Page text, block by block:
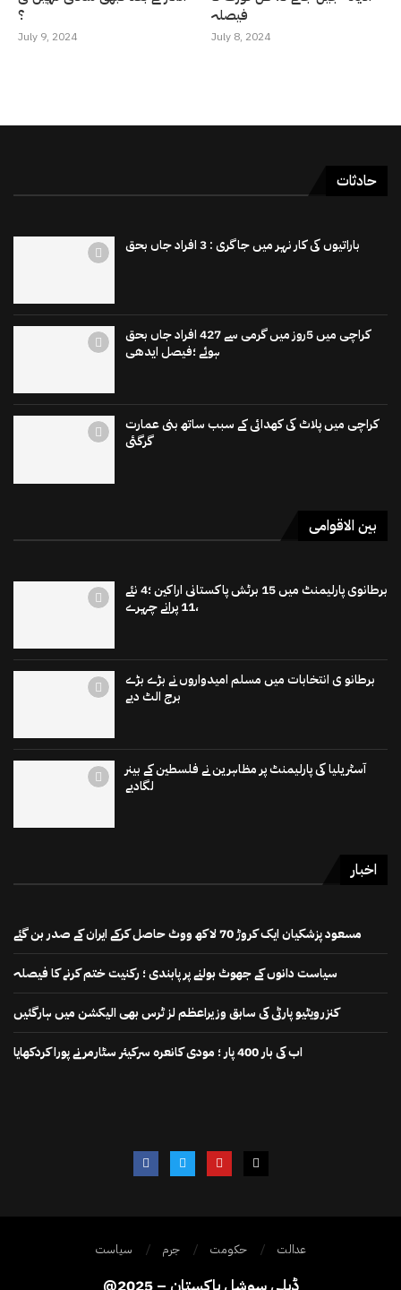
؟
July 9, 2024
فیصلہ
July 8, 2024
حادثات
باراتیوں کی کار نہر میں جاگری : 3 افراد جاں بحق
کراچی میں 5روز میں گرمی سے 427 افراد جاں بحق
ہوئے ؛فیصل ایدھی
کراچی میں پلاٹ کی کھدائی کے سبب ساتھ بنی عمارت
گرگئی
بین الاقوامی
برطانوی پارلیمنٹ میں 15 برٹش پاکستانی اراکین ؛4 نئے
،11 پرانے چہرے
برطانو ی انتخابات میں مسلم امیدواروں نے بڑے بڑے
برج الٹ دیے
آسٹریلیا کی پارلیمنٹ پر مظاہرین نے فلسطین کے بینر
لگادیے
اخبار
مسعود پزشکیان ایک کروڑ 70 لاکھ ووٹ حاصل کرکے ایران کے صدر بن گئے
سیاست دانوں کے جھوٹ بولنے پر پابندی ؛ رکنیت ختم کرنے کا فیصلہ
کنزرویٹیو پارٹی کی سابق وزیراعظم لز ٹرس بھی الیکشن میں ہارگئیں
اب کی بار 400 پار ؛ مودی کانعرہ سرکیئر سٹارمر نے پورا کردکھایا
سیاست جرم حکومت عدالت